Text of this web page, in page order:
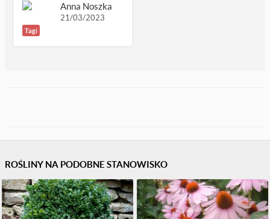
Anna Noszka
21/03/2023
Tagi
ROŚLINY NA PODOBNE STANOWISKO